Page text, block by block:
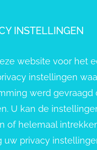
INSTELLINGEN
website voor het
instellingen
werd gevraagd
U kan de
of helemaal
uw privacy